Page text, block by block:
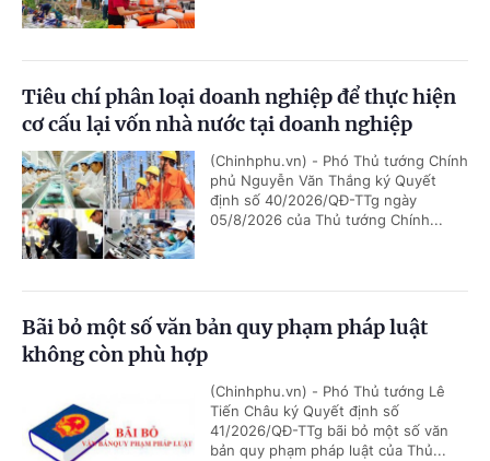
Tiêu chí phân loại doanh nghiệp để thực hiện
cơ cấu lại vốn nhà nước tại doanh nghiệp
(Chinhphu.vn) - Phó Thủ tướng Chính
phủ Nguyễn Văn Thắng ký Quyết
định số 40/2026/QĐ-TTg ngày
05/8/2026 của Thủ tướng Chính...
Bãi bỏ một số văn bản quy phạm pháp luật
không còn phù hợp
(Chinhphu.vn) - Phó Thủ tướng Lê
Tiến Châu ký Quyết định số
41/2026/QĐ-TTg bãi bỏ một số văn
bản quy phạm pháp luật của Thủ...